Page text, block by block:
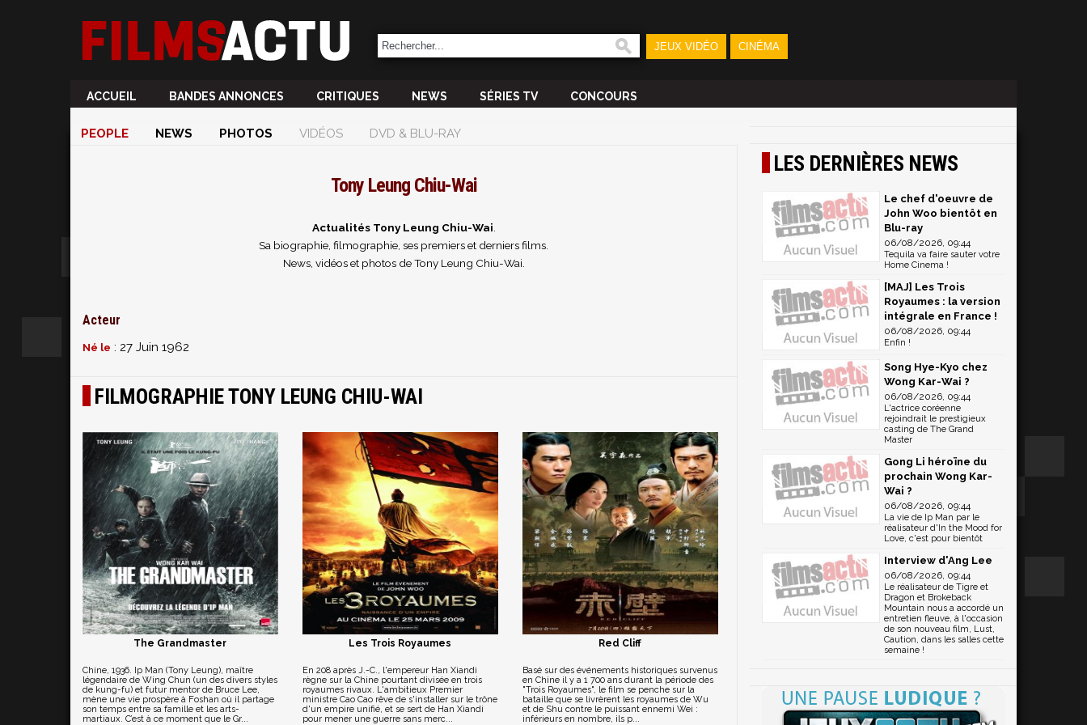
JEUX VIDÉO CINÉMA
ACCUEIL BANDES ANNONCES CRITIQUES NEWS SÉRIES TV CONCOURS
PEOPLE NEWS PHOTOS VIDÉOS DVD & BLU-RAY
Tony Leung Chiu-Wai
Actualités Tony Leung Chiu-Wai
Sa biographie, filmographie, ses premiers et derniers films.
News, vidéos et photos de Tony Leung Chiu-Wai.
Acteur
Né le : 27 Juin 1962
FILMOGRAPHIE TONY LEUNG CHIU-WAI
The Grandmaster
Chine, 1936. Ip Man (Tony Leung), maître
légendaire de Wing Chun (un des divers styles
de kung-fu) et futur mentor de Bruce Lee,
mène une vie prospère à Foshan où il partage
son temps entre sa famille et les arts-
martiaux. C’est à ce moment que le Gr...
Les Trois Royaumes
En 208 après J.-C., l'empereur Han Xiandi
règne sur la Chine pourtant divisée en trois
royaumes rivaux. L'ambitieux Premier
ministre Cao Cao rêve de s'installer sur le trône
d'un empire unifié, et se sert de Han Xiandi
pour mener une guerre sans merc...
Red Cliff
Basé sur des événements historiques survenus
en Chine il y a 1 700 ans durant la période des
"Trois Royaumes", le film se penche sur la
bataille que se livrèrent les royaumes de Wu
et de Shu contre le puissant ennemi Wei :
inférieurs en nombre, ils p...
LES DERNIÈRES NEWS
Le chef d'oeuvre de
John Woo bientôt en
Blu-ray
06/08/2026, 09:44
Tequila va faire sauter votre
Home Cinema !
[MAJ] Les Trois
Royaumes : la version
intégrale en France !
06/08/2026, 09:44
Enfin !
Song Hye-Kyo chez
Wong Kar-Wai ?
06/08/2026, 09:44
L'actrice coréenne
rejoindrait le prestigieux
casting de The Grand
Master
Gong Li héroïne du
prochain Wong Kar-
Wai ?
06/08/2026, 09:44
La vie de Ip Man par le
réalisateur d'In the Mood for
Love, c'est pour bientôt
Interview d'Ang Lee
06/08/2026, 09:44
Le réalisateur de Tigre et
Dragon et Brokeback
Mountain nous a accordé un
entretien fleuve, à l'occasion
de son nouveau film, Lust,
Caution, dans les salles cette
semaine !